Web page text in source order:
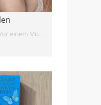
einem Monat